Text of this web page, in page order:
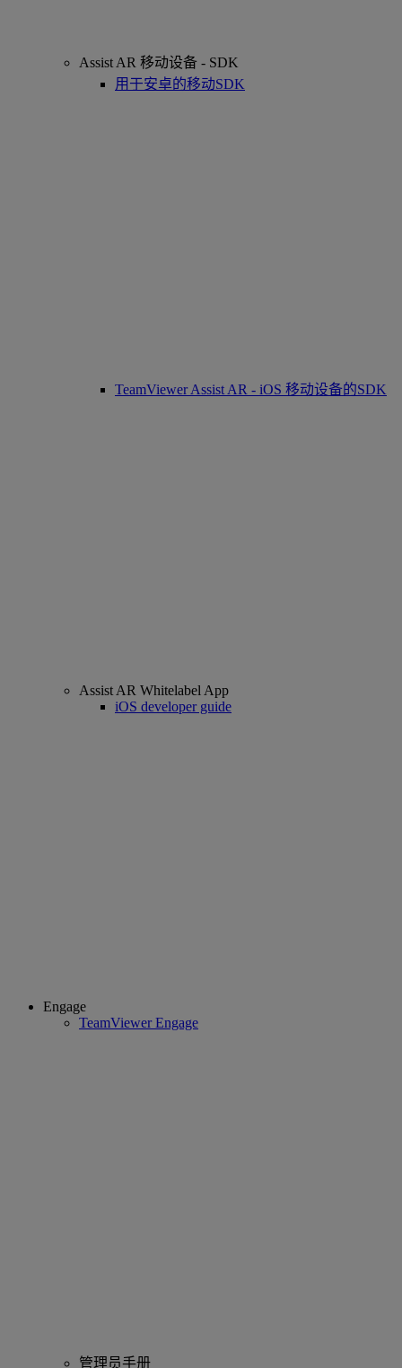
Assist AR 移动设备 - SDK
用于安卓的移动SDK
TeamViewer Assist AR - iOS 移动设备的SDK
Assist AR Whitelabel App
iOS developer guide
Engage
TeamViewer Engage
管理员手册